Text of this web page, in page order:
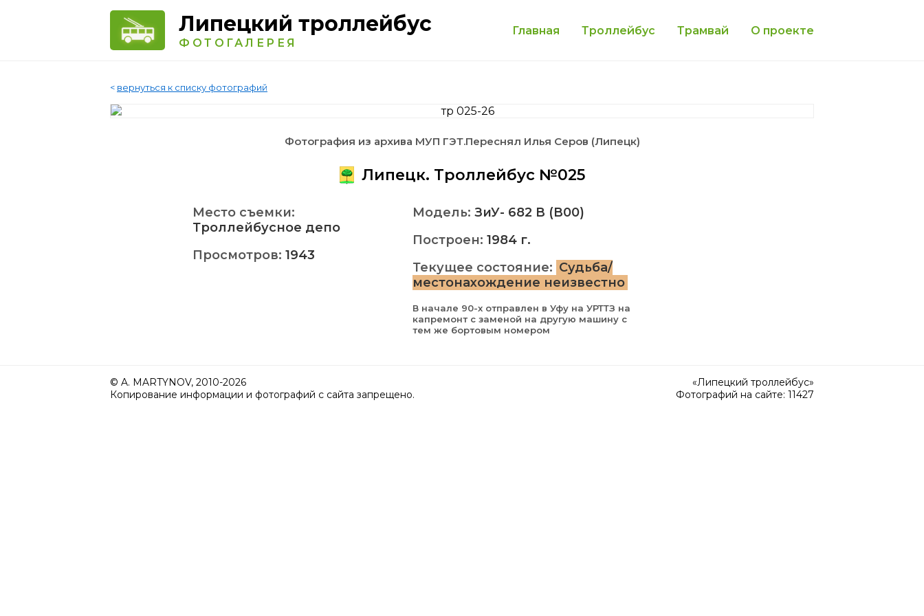
Липецкий троллейбус
ФОТОГАЛЕРЕЯ
Главная Троллейбус Трамвай О проекте
< вернуться к списку фотографий
Фотография из архива МУП ГЭТ.Переснял Илья Серов (Липецк)
Липецк. Троллейбус №025
Место съемки:
Троллейбусное депо
Просмотров: 1943
Модель: ЗиУ- 682 В (В00)
Построен: 1984 г.
Текущее состояние: Судьба/
местонахождение неизвестно
В начале 90-х отправлен в Уфу на УРТТЗ на
капремонт с заменой на другую машину с
тем же бортовым номером
© A. MARTYNOV, 2010-2026
Копирование информации и фотографий с сайта запрещено.
«Липецкий троллейбус»
Фотографий на сайте: 11427